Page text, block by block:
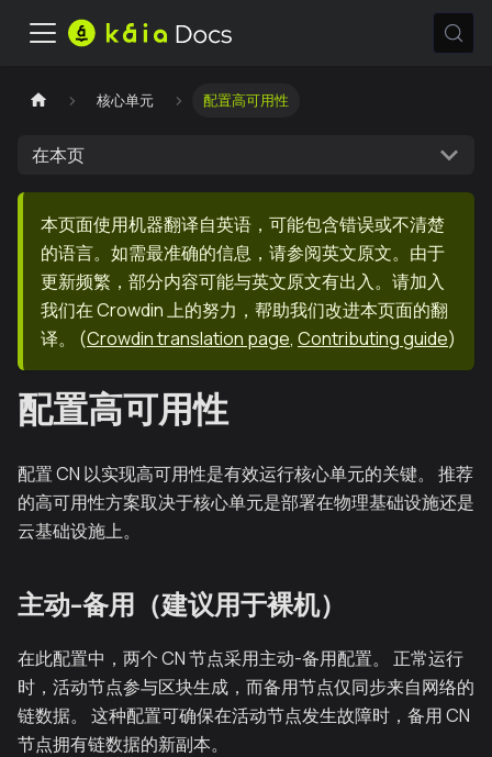
核心单元 配置高可用性
在本页
本页面使用机器翻译自英语，可能包含错误或不清楚
的语言。如需最准确的信息，请参阅英文原文。由于
更新频繁，部分内容可能与英文原文有出入。请加入
我们在 Crowdin 上的努力，帮助我们改进本页面的翻
译。
(Crowdin translation page, Contributing guide)
配置高可用性
配置 CN 以实现高可用性是有效运行核心单元的关键。 推荐
的高可用性方案取决于核心单元是部署在物理基础设施还是
云基础设施上。
主动-备用（建议用于裸机）
在此配置中，两个 CN 节点采用主动-备用配置。 正常运行
时，活动节点参与区块生成，而备用节点仅同步来自网络的
链数据。 这种配置可确保在活动节点发生故障时，备用 CN
节点拥有链数据的新副本。